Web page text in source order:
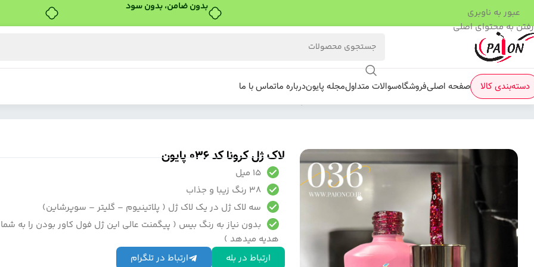
بدون ضامن، بدون سود
عبور به ناوبری
رفتن به محتوای اصلی
دسته‌بندی کالا صفحه اصلیفروشگاهسوالات متداولمجله پایوندرباره ماتماس با ما
فروشگاه /
لاک ژل کرونا کد 036 پایون
15 میل
38 رنگ زیبا و جذاب
سه لاک ژل در یک لاک ژل ( پلاتینیوم – گلیتر – سوپرشاین)
بدون نیاز به رنگ بیس ( پیگمنت عالی این ژل فول کاور بودن را به شما
هدیه میدهد )
ارتباط در بله
ارتباط در تلگرام